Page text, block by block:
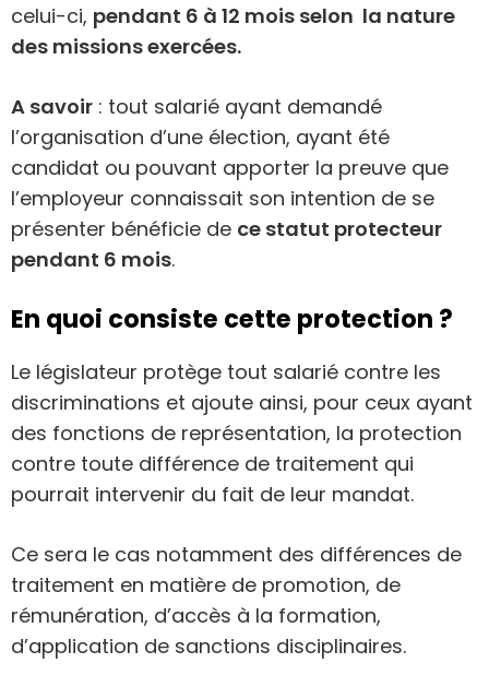
celui-ci, pendant 6 à 12 mois selon la nature
des missions exercées.
A savoir : tout salarié ayant demandé
l’organisation d’une élection, ayant été
candidat ou pouvant apporter la preuve que
l’employeur connaissait son intention de se
présenter bénéficie de ce statut protecteur
pendant 6 mois.
En quoi consiste cette protection ?
Le législateur protège tout salarié contre les
discriminations et ajoute ainsi, pour ceux ayant
des fonctions de représentation, la protection
contre toute différence de traitement qui
pourrait intervenir du fait de leur mandat.
Ce sera le cas notamment des différences de
traitement en matière de promotion, de
rémunération, d’accès à la formation,
d’application de sanctions disciplinaires.